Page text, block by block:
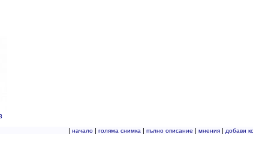
| начало| голяма снимка | пълно описание | мнения| добави